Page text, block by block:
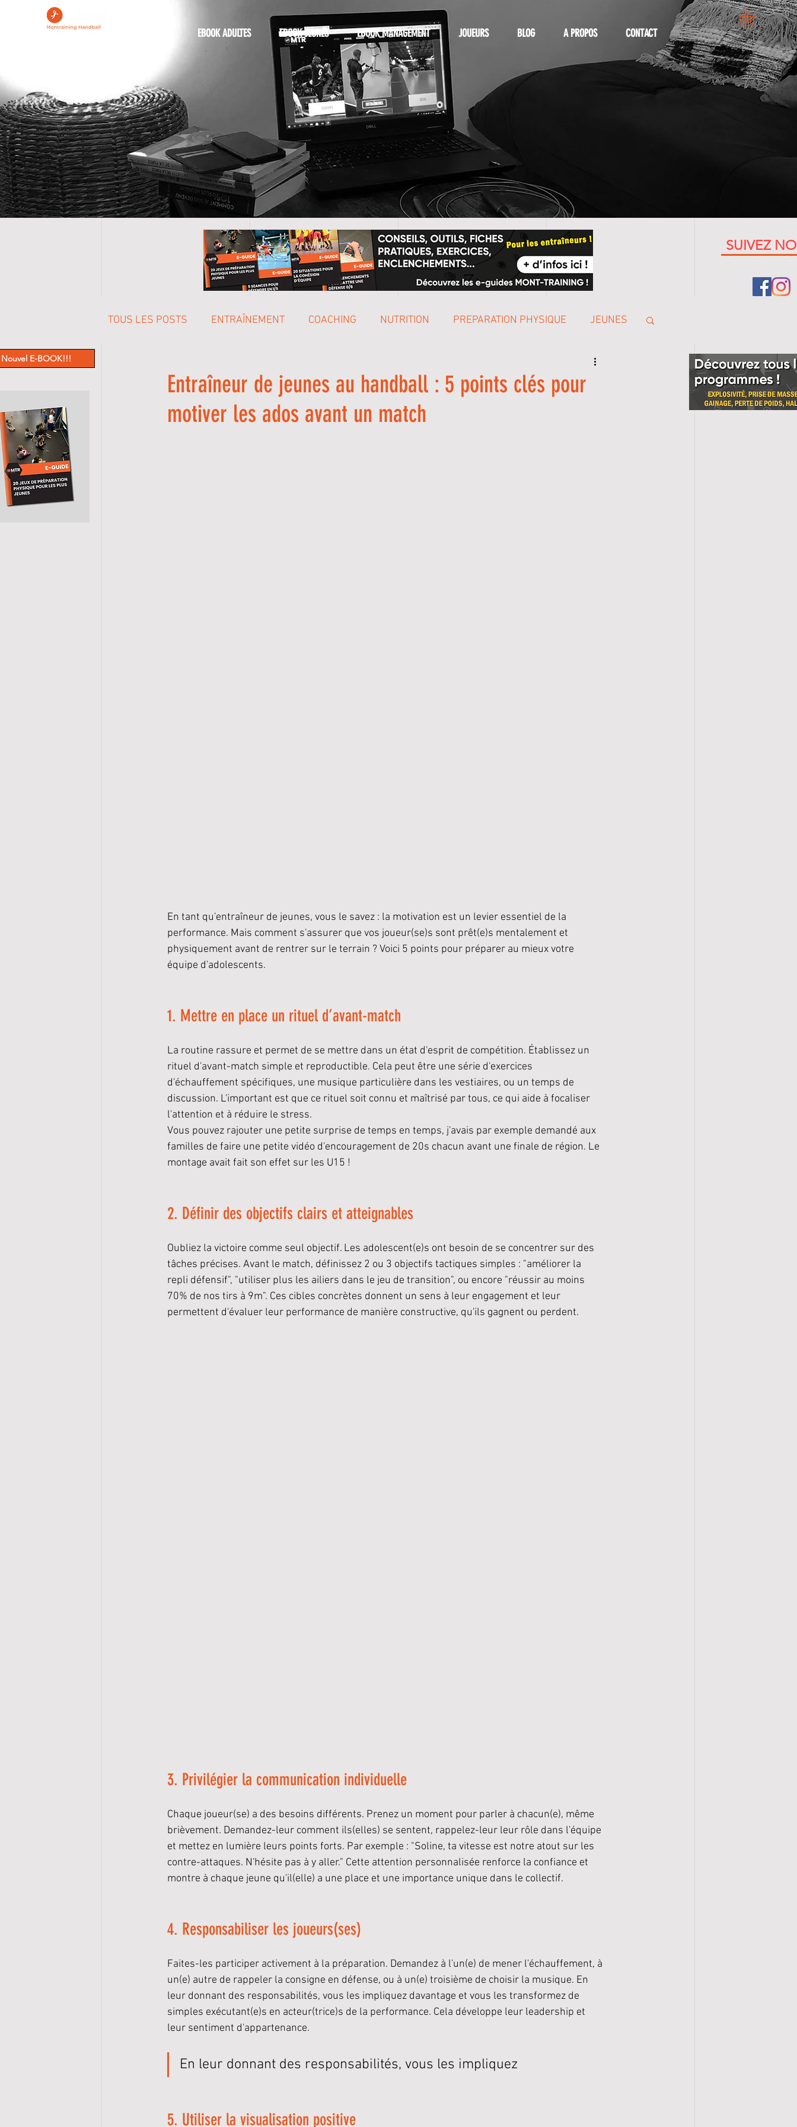
EBOOK ADULTES EBOOK JEUNES EBOOK MANAGEMENT JOUEURS BLOG A PROPOS CONTACT
SUIVEZ
Nouvel E-BOOK!!!
TOUS LES POSTS ENTRAÎNEMENT COACHING NUTRITION PREPARATION PHYSIQUE JEUNES
Entraîneur de jeunes au handball : 5 points clés pour
motiver les ados avant un match
En tant qu'entraîneur de jeunes, vous le savez : la motivation est un levier essentiel de la
performance. Mais comment s'assurer que vos joueur(se)s sont prêt(e)s mentalement et
physiquement avant de rentrer sur le terrain ? Voici 5 points pour préparer au mieux votre
équipe d'adolescents.
1. Mettre en place un rituel d’avant-match
La routine rassure et permet de se mettre dans un état d'esprit de compétition. Établissez un
rituel d'avant-match simple et reproductible. Cela peut être une série d'exercices
d'échauffement spécifiques, une musique particulière dans les vestiaires, ou un temps de
discussion. L'important est que ce rituel soit connu et maîtrisé par tous, ce qui aide à focaliser
l'attention et à réduire le stress.
Vous pouvez rajouter une petite surprise de temps en temps, j'avais par exemple demandé aux
familles de faire une petite vidéo d'encouragement de 20s chacun avant une finale de région. Le
montage avait fait son effet sur les U15 !
2. Définir des objectifs clairs et atteignables
Oubliez la victoire comme seul objectif. Les adolescent(e)s ont besoin de se concentrer sur des
tâches précises. Avant le match, définissez 2 ou 3 objectifs tactiques simples : "améliorer la
repli défensif", "utiliser plus les ailiers dans le jeu de transition", ou encore "réussir au moins
70% de nos tirs à 9m". Ces cibles concrètes donnent un sens à leur engagement et leur
permettent d'évaluer leur performance de manière constructive, qu'ils gagnent ou perdent.
3. Privilégier la communication individuelle
Chaque joueur(se) a des besoins différents. Prenez un moment pour parler à chacun(e), même
brièvement. Demandez-leur comment ils(elles) se sentent, rappelez-leur leur rôle dans l'équipe
et mettez en lumière leurs points forts. Par exemple : "Soline, ta vitesse est notre atout sur les
contre-attaques. N'hésite pas à y aller." Cette attention personnalisée renforce la confiance et
montre à chaque jeune qu'il(elle) a une place et une importance unique dans le collectif.
4. Responsabiliser les joueurs(ses)
Faites-les participer activement à la préparation. Demandez à l'un(e) de mener l'échauffement, à
un(e) autre de rappeler la consigne en défense, ou à un(e) troisième de choisir la musique. En
leur donnant des responsabilités, vous les impliquez davantage et vous les transformez de
simples exécutant(e)s en acteur(trice)s de la performance. Cela développe leur leadership et
leur sentiment d'appartenance.
En leur donnant des responsabilités, vous les impliquez
5. Utiliser la visualisation positive